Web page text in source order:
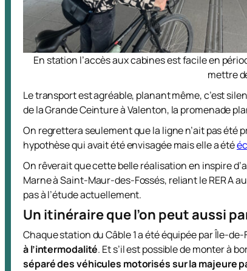
En station l’accès aux cabines est facile en
mettre
Le transport est agréable, planant même, c’est
de la Grande Ceinture à Valenton, la promenade
On regrettera seulement que la ligne n’ait pas été
hypothèse qui avait été envisagée mais elle a été
On rêverait que cette belle réalisation en inspire
Marne à Saint-Maur-des-Fossés, reliant le RER A
pas à l’étude actuellement.
Un itinéraire que l’on peut aussi
Chaque station du Câble 1 a été équipée par Île-
à l’intermodalité. Et s’il est possible de monter à
séparé des véhicules motorisés sur la majeure